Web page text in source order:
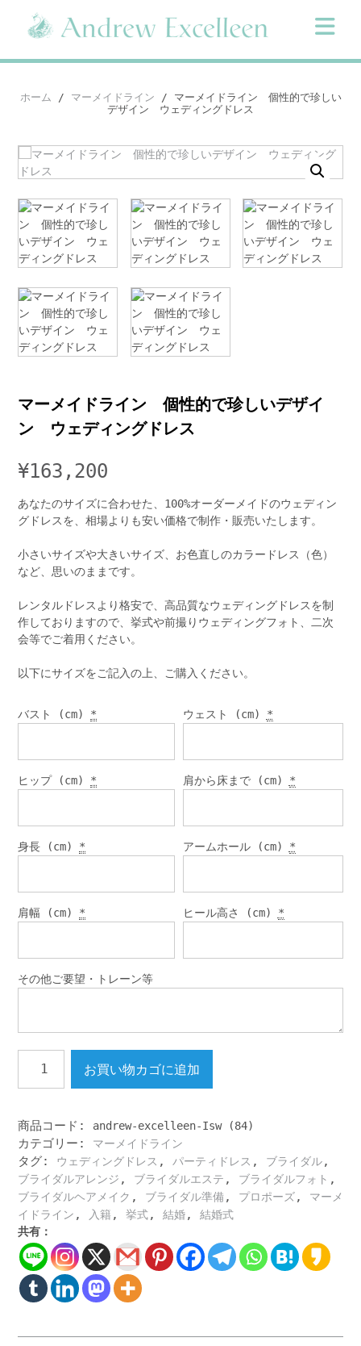
content
ホーム / マーメイドライン / マーメイドライン 個性的で珍しい
デザイン ウェディングドレス
マーメイドライン 個性的で珍しいデザイ
ン ウェディングドレス
¥163,200
あなたのサイズに合わせた、100%オーダーメイドのウェディン
グドレスを、相場よりも安い価格で制作・販売いたします。
小さいサイズや大きいサイズ、お色直しのカラードレス（色）
など、思いのままです。
レンタルドレスより格安で、高品質なウェディングドレスを制
作しておりますので、挙式や前撮りウェディングフォト、二次
会等でご着用ください。
以下にサイズをご記入の上、ご購入ください。
バスト (cm) * ウェスト (cm) *
ヒップ (cm) * 肩から床まで (cm) *
身長 (cm) * アームホール (cm) *
肩幅 (cm) * ヒール高さ (cm) *
その他ご要望・トレーン等
メ
ド
ラ
イ
ン
個
性
的
で
珍
し
い
お買い物カゴに追加
商品コード: andrew-excelleen-Isw (84)
カテゴリー: マーメイドライン
タグ: ウェディングドレス , パーティドレス , ブライダル,
ブライダルアレンジ , ブライダルエステ , ブライダルフォト ,
ブライダルヘアメイク , ブライダル準備, プロポーズ,
マーメ
イドライン , 入籍, 挙式, 結婚, 結婚式
共有：